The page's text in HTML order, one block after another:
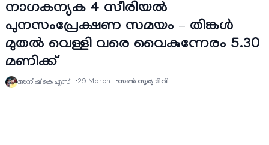
നാഗകന്യക 4 സീരിയല്‍
പുനസംപ്രേക്ഷണ സമയം – തിങ്കള്‍
മുതല്‍ വെള്ളി വരെ വൈകുന്നേരം 5.30
മണിക്ക്
അനീഷ്‌ കെ എസ് 29 March സൺ സൂര്യ ടിവി